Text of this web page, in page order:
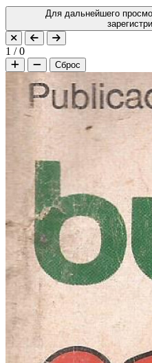
Для дальнейшего просмотра необходимо войти или
1 /0
Сброс